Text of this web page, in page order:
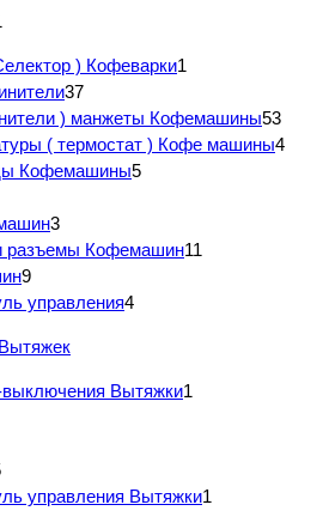
) Кофеварки1
37
) манжеты Кофемашины53
( термостат ) Кофе машины4
Кофемашины5
3
разъемы Кофемашин11
9
управления4
выключения Вытяжки1
управления Вытяжки1